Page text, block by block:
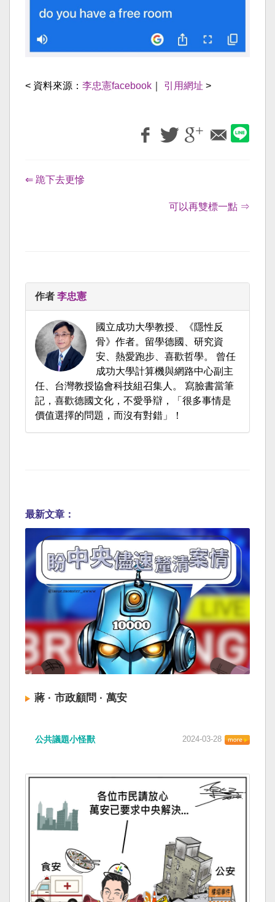
< 資料來源： 李忠憲facebook 引用網址 >
⇐ 跪下去更慘
可以再雙標一點 ⇒
作者 李忠憲
國立成功大學教授、《隱性反
骨》作者。留學德國、研究資
安、熱愛跑步、喜歡哲學。 曾任
成功大學計算機與網路中心副主
任、台灣教授協會科技組召集人。 寫臉書當筆
記，喜歡德國文化，不愛爭辯，「很多事情是
價值選擇的問題，而沒有對錯」！
最新文章：
蔣 · 市政顧問 · 萬安
公共議題小怪獸 2024-03-28